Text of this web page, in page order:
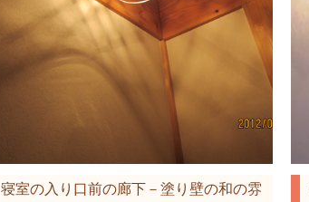
寝室の入り口前の廊下－塗り壁の和の雰